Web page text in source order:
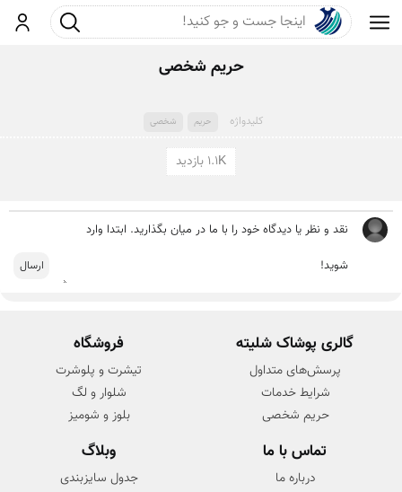
ورودجست و جو
حریم شخصی
کلید‌واژه حریم شخصی
1.1K بازدید
گالری پوشاک شلیته
پرسش‌های متداول
شرایط خدمات
حریم شخصی
فروشگاه
تیشرت و پلوشرت
شلوار و لگ
بلوز و شومیز
تماس با ما
درباره ما
وبلاگ
جدول سایزبندی